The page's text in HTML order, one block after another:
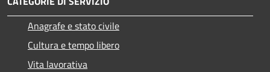
Anagrafe e stato civile
Cultura e tempo libero
Vita lavorativa